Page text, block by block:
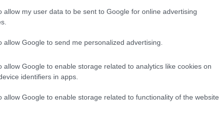
allow my user data to be sent to Google for online advertising
allow Google to send me personalized advertising.
allow Google to enable storage related to analytics like cookies on
identifiers in apps.
allow Google to enable storage related to functionality of the website